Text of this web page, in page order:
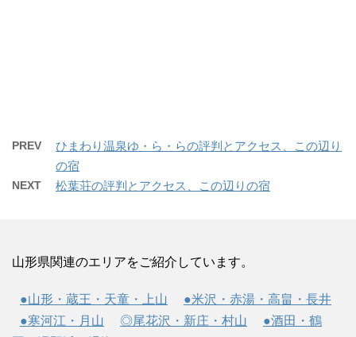
PREV
ひまわり温泉ゆ・ら・らの評判とアクセス、この辺り
の宿
NEXT 松葉荘の評判とアクセス、この辺りの宿
山形県関連のエリアをご紹介しています。
●山形・蔵王・天童・上山
●米沢・赤湯・高畠・長井
●寒河江・月山
◎尾花沢・新庄・村山
●酒田・鶴